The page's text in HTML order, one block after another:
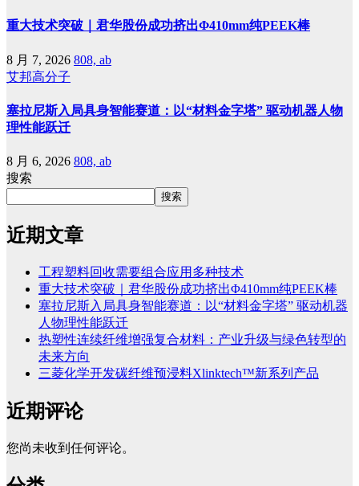
重大技术突破｜君华股份成功挤出Φ410mm纯PEEK棒
8 月 7, 2026 808, ab
艾邦高分子
塞拉尼斯入局具身智能赛道：以“材料金字塔” 驱动机器人物
理性能跃迁
8 月 6, 2026 808, ab
搜索
搜索
近期文章
工程塑料回收需要组合应用多种技术
重大技术突破｜君华股份成功挤出Φ410mm纯PEEK棒
塞拉尼斯入局具身智能赛道：以“材料金字塔” 驱动机器
人物理性能跃迁
热塑性连续纤维增强复合材料：产业升级与绿色转型的
未来方向
三菱化学开发碳纤维预浸料Xlinktech™新系列产品
近期评论
您尚未收到任何评论。